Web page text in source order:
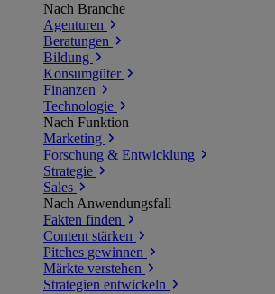
Nach Branche
Agenturen
Beratungen
Bildung
Konsumgüter
Finanzen
Technologie
Nach Funktion
Marketing
Forschung & Entwicklung
Strategie
Sales
Nach Anwendungsfall
Fakten finden
Content stärken
Pitches gewinnen
Märkte verstehen
Strategien entwickeln